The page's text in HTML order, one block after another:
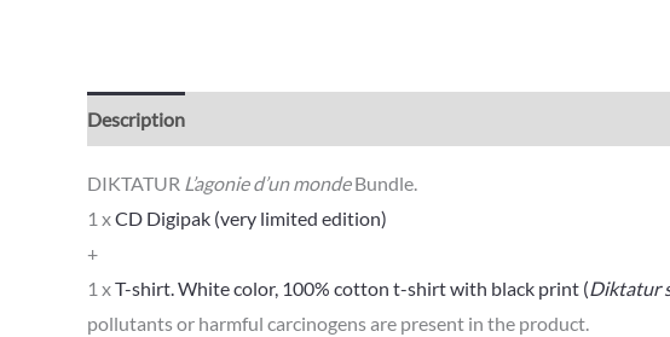
Description
DIKTATUR L’agonie d’un mondeBundle.
1 xCD Digipak (very limited edition)
+
1 xT-shirt. White color, 100% cotton t-shirt with black print (Diktatur
pollutants or harmful carcinogens are present in the product.